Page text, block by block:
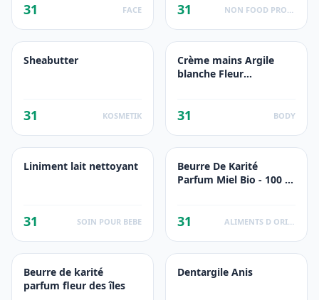
31 FACE 31
Sheabutter
31 KOSMETIK
Crème mains Argile
blanche Fleur
31 BODY
Liniment lait nettoyant
31 SOIN POUR BEBE
Beurre De Karité
Parfum Miel Bio - 100 G
31
Beurre de karité
parfum fleur des îles
Dentargile Anis